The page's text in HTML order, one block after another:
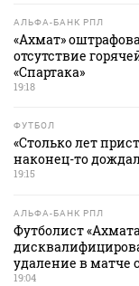
АЛЬФА-БАНК РПЛ
«Ахмат»
отсутствие
«Спартака»
19:18
ФУТБОЛ
«Столько лет
наконец-то
19:15
АЛЬФА-БАНК РПЛ
Футболист
удаление в матче
19:04